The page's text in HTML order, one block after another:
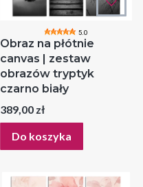
5.0
Obraz na płótnie
canvas | zestaw
obrazów tryptyk
czarno biały
Cena
389,00 zł
Do koszyka